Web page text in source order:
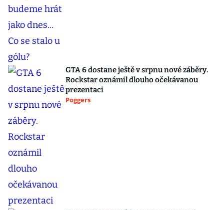
GTA 6 dostane ještě v srpnu nové záběry.
Rockstar oznámil dlouho očekávanou
prezentaci
Poggers